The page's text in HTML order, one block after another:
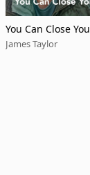
You Can Close
James Taylor